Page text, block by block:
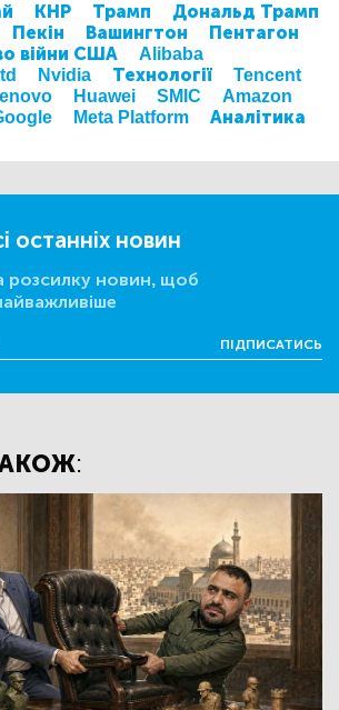
КНР Трамп
Дональд Трамп
Пекін Вашингтон
Пентагон
війни США
Alibaba
Nvidia Технології
Tencent
Huawei SMIC
Amazon
Meta Platform Аналітика
останніх новин
розсилку новин, щоб
ПІДПИСАТИСЬ